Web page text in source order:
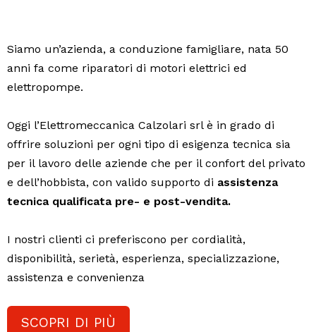
Siamo un’azienda, a conduzione famigliare, nata 50
anni fa come riparatori di motori elettrici ed
elettropompe.
Oggi l’Elettromeccanica Calzolari srl è in grado di
offrire soluzioni per ogni tipo di esigenza tecnica sia
per il lavoro delle aziende che per il confort del privato
e dell’hobbista, con valido supporto di assistenza
tecnica qualificata pre- e post-vendita.
I nostri clienti ci preferiscono per cordialità,
disponibilità, serietà, esperienza, specializzazione,
assistenza e convenienza
SCOPRI DI PIÙ